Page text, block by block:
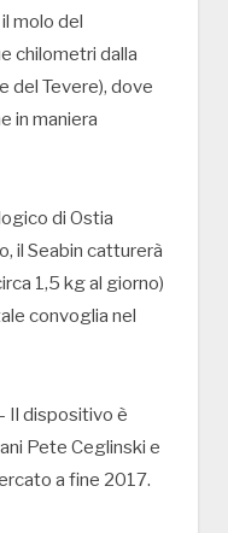
molo del
chilometri dalla
del Tevere), dove
in maniera
di Ostia
il Seabin catturerà
1,5 kg al giorno)
convoglia nel
Il dispositivo è
Pete Ceglinski e
a fine 2017.